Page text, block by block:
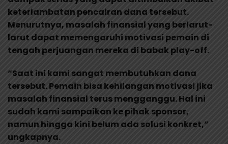
keterlambatan pencairan dana tersebut.
Menurutnya, masalah finansial yang berlarut-
larut dapat memengaruhi motivasi pemain di
tengah perjuangan mereka di babak play-off.
“Saat ini kami sangat membutuhkan dana
tersebut. Pemain bisa kehilangan motivasi jika
masalah finansial terus mengganggu. Hal ini
sudah kami sampaikan ke pihak sponsor,
namun hingga kini belum ada solusi konkret,”
ungkapnya.